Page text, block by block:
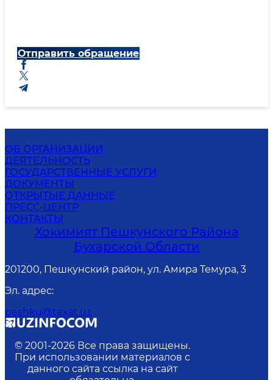
Отправить обращение
ОБ ОРГАНИЗАЦИИ
ДЕЯТЕЛЬНОСТЬ
ГОСУДАРСТВЕННЫЕ УСЛУГИ
ДОКУМЕНТЫ
ОТКРЫТЫЕ ДАННЫЕ
ПРЕСС-ЦЕНТР
КОНТАКТЫ
Хокимият Пешкунского Района
Бухарской Области
201200, Пешкунский район, ул. Амира Темура, 3
Эл. адрес:
peshku@texat.uz
© 2001-2026 Все права защищены.
При использовании материалов с
данного сайта ссылка на сайт